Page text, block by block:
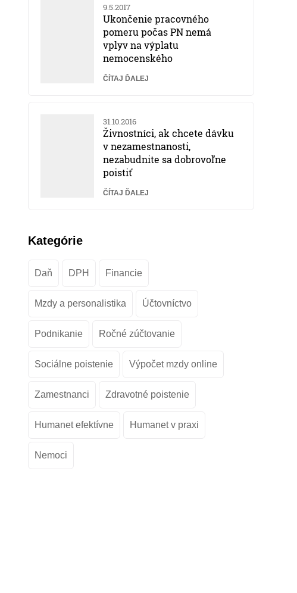
9.5.2017
Ukončenie pracovného
pomeru počas PN nemá
vplyv na výplatu
nemocenského
ČÍTAJ ĎALEJ
31.10.2016
Živnostníci, ak chcete dávku
v nezamestnanosti,
nezabudnite sa dobrovoľne
poistiť
ČÍTAJ ĎALEJ
Kategórie
Daň DPH Financie
Mzdy a personalistika Účtovníctvo
Podnikanie Ročné zúčtovanie
Sociálne poistenie Výpočet mzdy online
Zamestnanci Zdravotné poistenie
Humanet efektívne Humanet v praxi
Nemoci